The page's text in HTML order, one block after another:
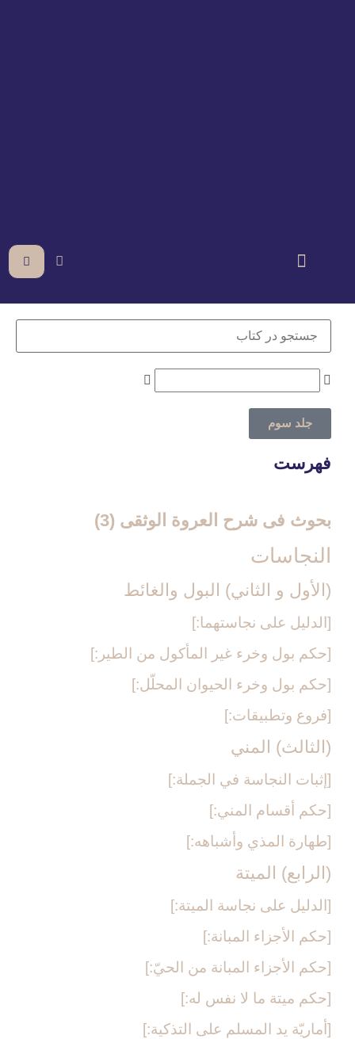
فهرست
جلد سوم
بحوث فی شرح العروة الوثقی (3)
النجاسات‏
(الأول و الثاني) البول والغائط
[الدليل على نجاستهما:]
[حكم بول وخرء غير المأكول من الطير:]
[حكم بول وخرء الحيوان المحلّل:]
[فروع وتطبيقات:]
(الثالث) المني‏
[إثبات النجاسة في الجملة:]
[حكم أقسام المني:]
[طهارة المذي وأشباهه:]
(الرابع) الميتة
[الدليل على نجاسة الميتة:]
[حكم الأجزاء المبانة:]
[حكم الأجزاء المبانة من الحيّ:]
[حكم ميتة ما لا نفس له:]
[أماريّة يد المسلم على التذكية:]